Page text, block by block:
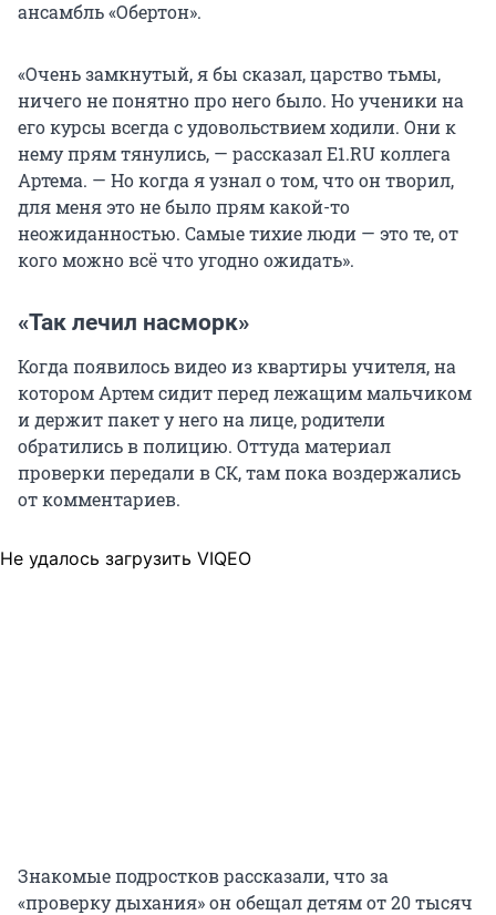
ансамбль «Обертон».
«Очень замкнутый, я бы сказал, царство тьмы,
ничего не понятно про него было. Но ученики на
его курсы всегда с удовольствием ходили. Они к
нему прям тянулись, — рассказал E1.RU коллега
Артема. — Но когда я узнал о том, что он творил,
для меня это не было прям какой-то
неожиданностью. Самые тихие люди — это те, от
кого можно всё что угодно ожидать».
«Так лечил насморк»
Когда появилось видео из квартиры учителя, на
котором Артем сидит перед лежащим мальчиком
и держит пакет у него на лице, родители
обратились в полицию. Оттуда материал
проверки передали в СК, там пока воздержались
от комментариев.
Не удалось загрузить VIQEO
Знакомые подростков рассказали, что за
«проверку дыхания» он обещал детям от20 тысяч